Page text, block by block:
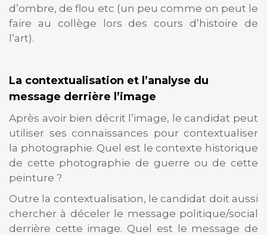
d’ombre, de flou etc (un peu comme on peut le
faire au collège lors des cours d’histoire de
l’art).
La contextualisation et l’analyse du
message derrière l’image
Après avoir bien décrit l’image, le candidat peut
utiliser ses connaissances pour contextualiser
la photographie. Quel est le contexte historique
de cette photographie de guerre ou de cette
peinture ?
Outre la contextualisation, le candidat doit aussi
chercher à déceler le message politique/social
derrière cette image. Quel est le message de